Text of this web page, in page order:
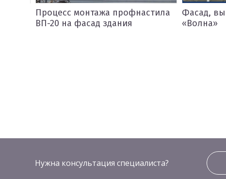
профнастила
Фасад, выполненный из ВП-20
«Волна»
Нужна консультация специалиста?